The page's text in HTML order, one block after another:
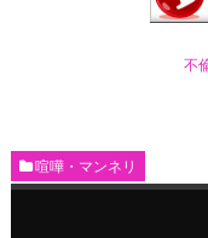
不
喧嘩・マンネリ